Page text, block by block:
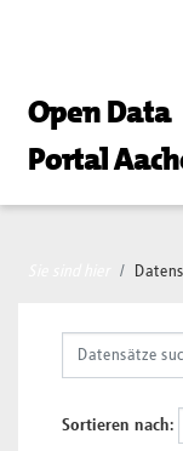
Open Data
Portal
Sortieren nach